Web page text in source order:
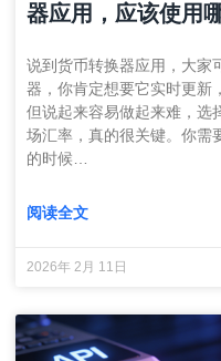
器应用，应该使用
说到货币转换器应用，大家
器，你肯定想要它实时更新
但说起来容易做起来难，选
场汇率，真的很关键。你需
的时候…
阅读全文
2026年 2月 11日